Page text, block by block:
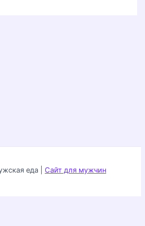
еда | Сайт для мужчин